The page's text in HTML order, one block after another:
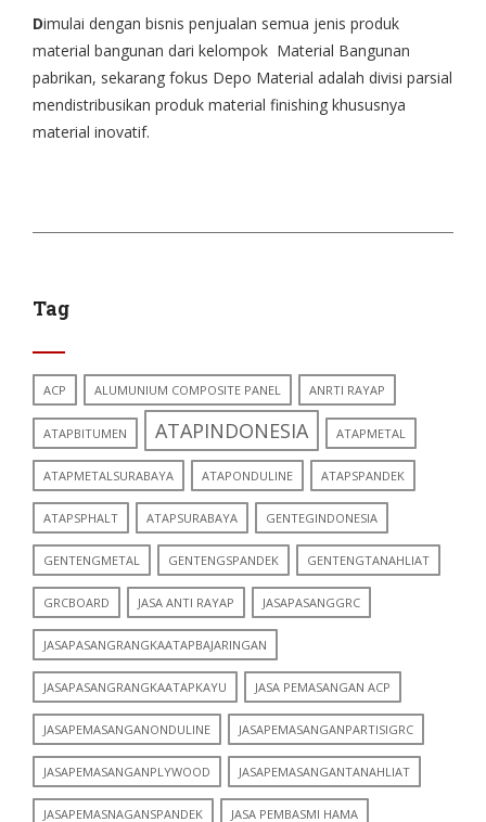
Dimulai dengan bisnis penjualan semua jenis produk
material bangunan dari kelompok Material Bangunan
pabrikan, sekarang fokus Depo Material adalah divisi parsial
mendistribusikan produk material finishing khususnya
material inovatif.
Tag
ACP ALUMUNIUM COMPOSITE PANEL ANRTI RAYAP
ATAPBITUMEN ATAPINDONESIA ATAPMETAL
ATAPMETALSURABAYA ATAPONDULINE ATAPSPANDEK
ATAPSPHALT ATAPSURABAYA GENTEGINDONESIA
GENTENGMETAL GENTENGSPANDEK GENTENGTANAHLIAT
GRCBOARD JASA ANTI RAYAP JASAPASANGGRC
JASAPASANGRANGKAATAPBAJARINGAN
JASAPASANGRANGKAATAPKAYU JASA PEMASANGAN ACP
JASAPEMASANGANONDULINE JASAPEMASANGANPARTISIGRC
JASAPEMASANGANPLYWOOD JASAPEMASANGANTANAHLIAT
JASAPEMASNAGANSPANDEK JASA PEMBASMI HAMA